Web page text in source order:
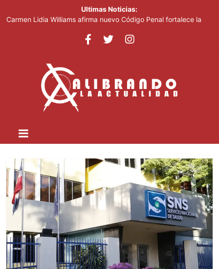
Ultimas Noticias:
Carmen Lidia Williams afirma nuevo Código Penal fortalece la
El Festival Internacional del Sombrero regresa a Ocoa con una
violencia contra niñas, niños y mujeres
Kamilolf indetenible con tema “No lo beses”
Presidente Abinader abrirá XVI congreso internacional de
dirección de proyectos de PMI República Dominicana